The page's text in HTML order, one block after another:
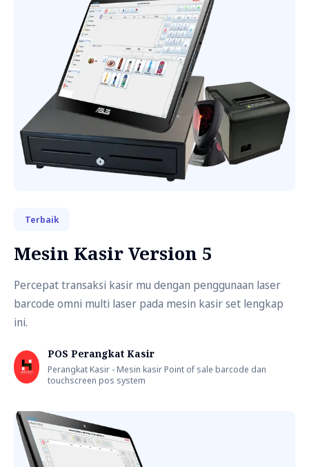
Terbaik
Mesin Kasir Version 5
Percepat transaksi kasir mu dengan penggunaan laser
barcode omni multi laser pada mesin kasir set lengkap
ini.
POS Perangkat Kasir
Perangkat Kasir - Mesin kasir Point of sale barcode dan
touchscreen pos system